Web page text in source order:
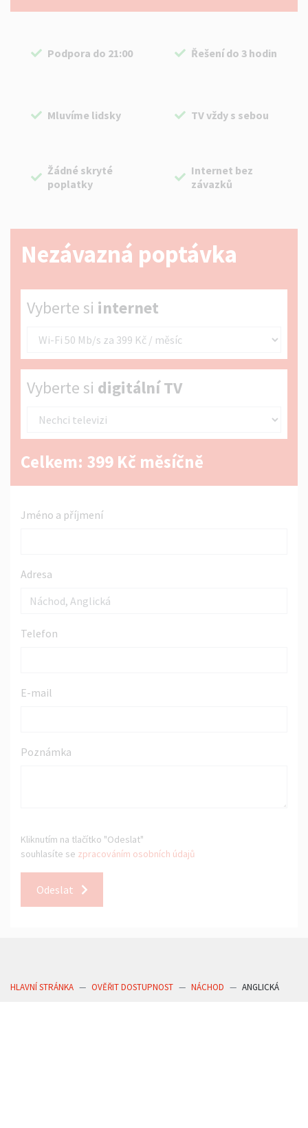
Podpora do 21:00 Řešení do 3 hodin
Mluvíme lidsky TV vždy s sebou
Žádné skryté
poplatky
Internet bez
závazků
Nezávazná poptávka
Vyberte si internet
Vyberte si internet
Vyberte si digitální TV
Vyberte si digitální TV
Celkem: 399 Kč měsíčně
Jméno a příjmení
Adresa
Telefon
E-mail
Poznámka
Kliknutím na tlačítko "Odeslat"
souhlasíte se zpracováním osobních údajů
Odeslat
HLAVNÍ STRÁNKA OVĚŘIT DOSTUPNOST NÁCHOD ANGLICKÁ